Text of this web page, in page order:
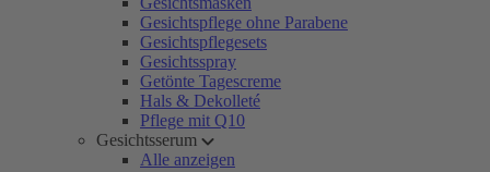
Gesichtspflege ohne Parabene
Gesichtspflegesets
Gesichtsspray
Getönte Tagescreme
Hals & Dekolleté
Pflege mit Q10
Gesichtsserum
Alle anzeigen